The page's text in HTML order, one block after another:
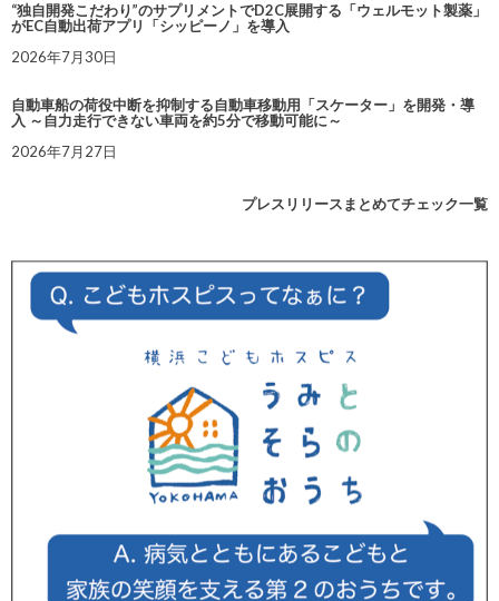
“独自開発こだわり”のサプリメントでD2C展開する「ウェルモット製薬」
がEC自動出荷アプリ「シッピーノ」を導入
2026年7月30日
自動車船の荷役中断を抑制する自動車移動用「スケーター」を開発・導
入 ～自力走行できない車両を約5分で移動可能に～
2026年7月27日
プレスリリースまとめてチェック一覧